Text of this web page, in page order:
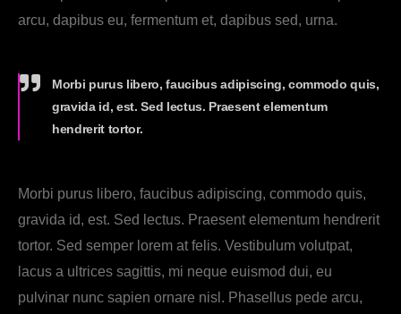
arcu, dapibus eu, fermentum et, dapibus sed, urna.
Morbi purus libero, faucibus adipiscing, commodo quis,
gravida id, est. Sed lectus. Praesent elementum
hendrerit tortor.
Morbi purus libero, faucibus adipiscing, commodo quis,
gravida id, est. Sed lectus. Praesent elementum hendrerit
tortor. Sed semper lorem at felis. Vestibulum volutpat,
lacus a ultrices sagittis, mi neque euismod dui, eu
pulvinar nunc sapien ornare nisl. Phasellus pede arcu,